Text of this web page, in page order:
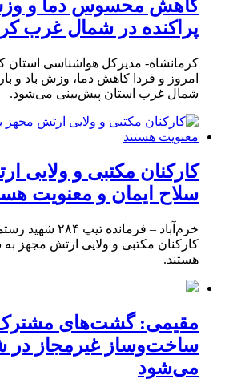
کاهش محسوس دما و
پراکنده در شمال غرب
کرمانشاه- مدیرکل هواشناسی استان
امروز و فردا کاهش دما، وزش باد و
شمال غرب استان پیش‌بینی می‌شود.
کارکنان مکتبی و ولایی
سلاح ایمان و معنویت
خرم‌آباد – فرمانده
کارکنان مکتبی و ولایی ارتش مجهز به
هستند.
مقیمی: گشت‌های مشترک
ساخت‌وساز غیرمجاز در
می‌شود